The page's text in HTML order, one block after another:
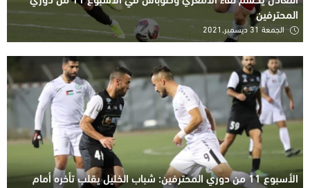
المحترفين
الجمعة 31 ديسمبر,2021
الأسبوع 11 من دوري المحترفين: شباب الخليل يقلب تأخره أمام